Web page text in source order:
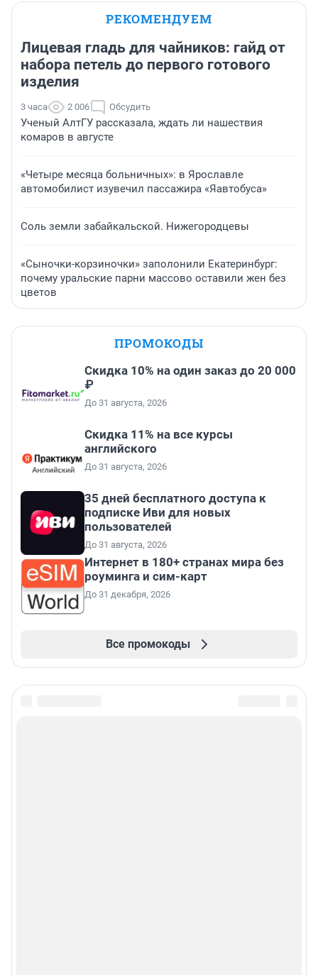
РЕКОМЕНДУЕМ
Лицевая гладь для чайников: гайд от
набора петель до первого готового
изделия
3 часа 2 006 Обсудить
Ученый АлтГУ рассказала, ждать ли нашествия
комаров в августе
«Четыре месяца больничных»: в Ярославле
автомобилист изувечил пассажира «Яавтобуса»
Соль земли забайкальской. Нижегородцевы
«Сыночки-корзиночки» заполонили Екатеринбург:
почему уральские парни массово оставили жен без
цветов
ПРОМОКОДЫ
Скидка 10% на один заказ до 20 000
₽
До 31 августа, 2026
Скидка 11% на все курсы
английского
До 31 августа, 2026
35 дней бесплатного доступа к
подписке Иви для новых
пользователей
До 31 августа, 2026
Интернет в 180+ странах мира без
роуминга и сим-карт
До 31 декабря, 2026
Все промокоды